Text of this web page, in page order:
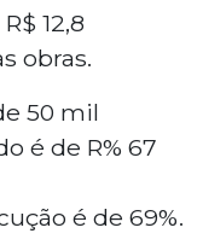
12,8
obras.
50 mil
é de R% 67
é de 69%.